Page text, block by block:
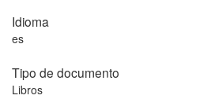
Idioma
es
Tipo de documento
Libros